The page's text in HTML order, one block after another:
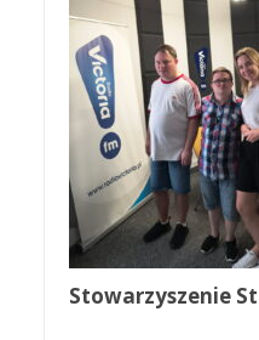
Stowarzyszenie